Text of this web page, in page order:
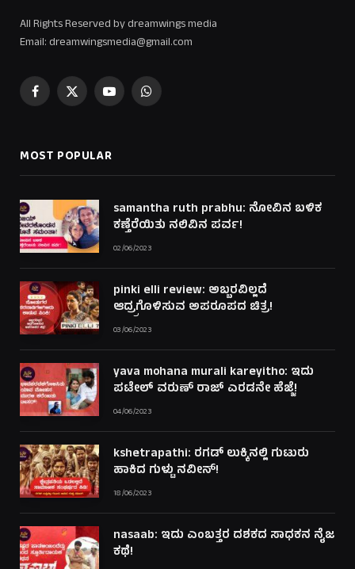
All Rights Reserved by dreamwings media
Email: dreamwingsmedia@gmail.com
Facebook
X
YouTubeWhatsApp
MOST POPULAR
samantha ruth prabhu: ನೋವಿನ ಬಳಿಕ
ಕಣ್ತೆರೆಯಿತು ನಲಿವಿನ ಪರ್ವ!
02/06/2023
pinki elli review: ಅಬ್ಬರವಿಲ್ಲದೆ
ಆದ್ರ್ರಗೊಳಿಸುವ ಅಪರೂಪದ ಚಿತ್ರ!
03/06/2023
yava mohana murali kareyitho: ಇದು
ಪಟೇಲ್ ವರುಣ್ ರಾಜ್ ಎರಡನೇ ಹೆಜ್ಜೆ!
04/06/2023
kshetrapathi: ರಗಡ್ ಲುಕ್ಕಿನಲ್ಲಿ ಗುಟುರು
ಹಾಕಿದ ಗುಳ್ಟು ನವೀನ್!
18/06/2023
nasaab: ಇದು ಎಂಬತ್ತರ ದಶಕದ ಸಾಧಕನ ನೈಜ
ಕಥೆ!